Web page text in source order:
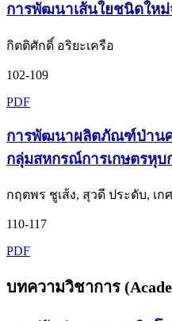
การพัฒนาเส้นใยชนิดใหม่
กิตติศักดิ์ อริยะเครือ
102-109
PDF
การพัฒนาผลิตภัณฑ์ป่าน
กลุ่มสหกรณ์การเกษตรหุบ
กฤตพร ชูเส้ง, สุวดี ประดับ, เก
110-117
PDF
บทความวิชาการ